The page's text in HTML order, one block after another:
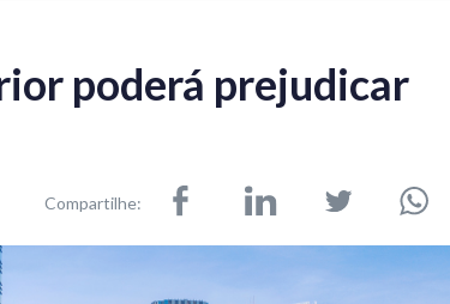
poderá prejudicar
Compartilhe: